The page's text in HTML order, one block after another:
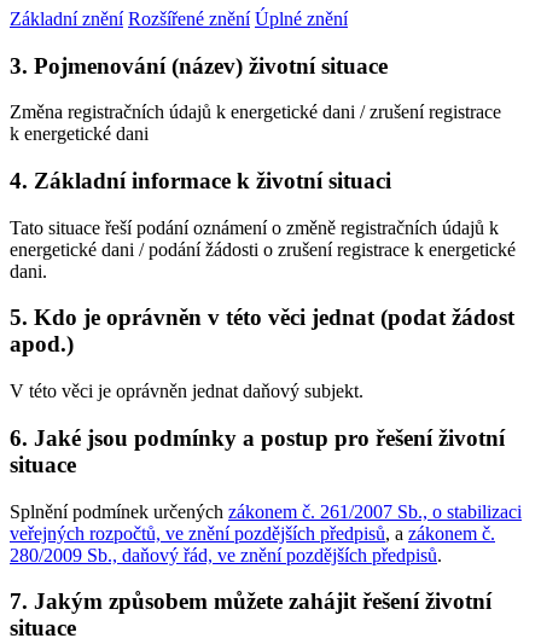
Základní znění Rozšířené znění Úplné znění
3. Pojmenování (název) životní situace
Změna registračních údajů k energetické dani / zrušení registrace
k energetické dani
4. Základní informace k životní situaci
Tato situace řeší podání oznámení o změně registračních údajů k
energetické dani / podání žádosti o zrušení registrace k energetické
dani.
5. Kdo je oprávněn v této věci jednat (podat žádost
apod.)
V této věci je oprávněn jednat daňový subjekt.
6. Jaké jsou podmínky a postup pro řešení životní
situace
Splnění podmínek určených zákonem č. 261/2007 Sb., o stabilizaci
veřejných rozpočtů, ve znění pozdějších předpisů, a zákonem č.
280/2009 Sb., daňový řád, ve znění pozdějších předpisů.
7. Jakým způsobem můžete zahájit řešení životní
situace